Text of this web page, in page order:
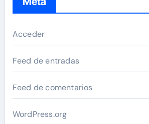
Acceder
Feed de entradas
Feed de comentarios
WordPress.org